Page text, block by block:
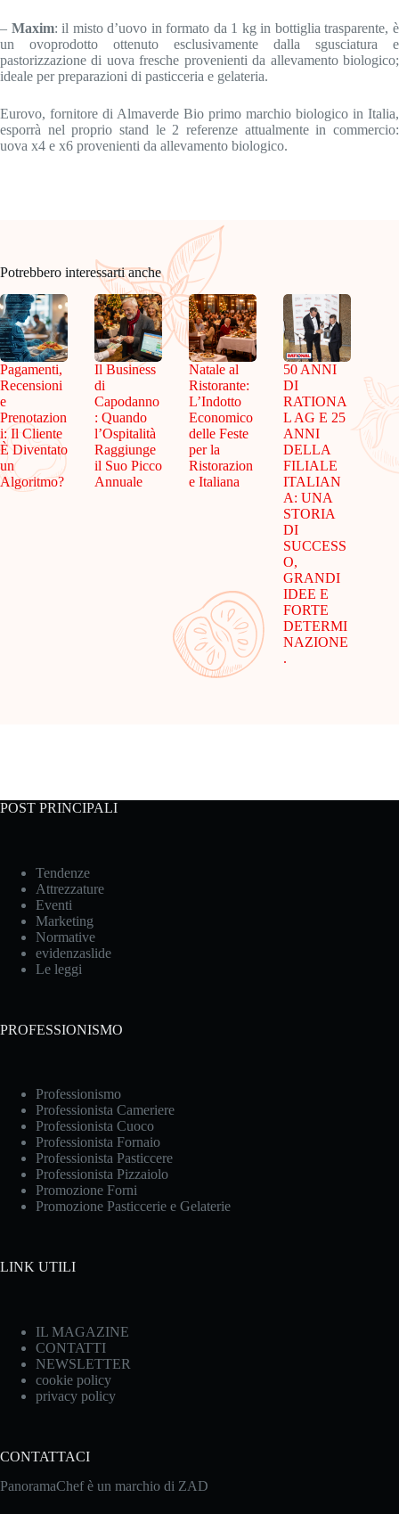
– Maxim: il misto d’uovo in formato da 1 kg in bottiglia trasparente, è
un ovoprodotto ottenuto esclusivamente dalla sgusciatura e
pastorizzazione di uova fresche provenienti da allevamento biologico;
ideale per preparazioni di pasticceria e gelateria.
Eurovo, fornitore di Almaverde Bio primo marchio biologico in Italia,
esporrà nel proprio stand le 2 referenze attualmente in commercio:
uova x4 e x6 provenienti da allevamento biologico.
Potrebbero interessarti anche
Pagamenti,
Recensioni
e
Prenotazion
i: Il Cliente
È Diventato
un
Algoritmo?
Il Business
di
Capodanno
: Quando
l’Ospitalità
Raggiunge
il Suo Picco
Annuale
Natale al
Ristorante:
L’Indotto
Economico
delle Feste
per la
Ristorazion
e Italiana
50 ANNI
DI
RATIONA
L AG E 25
ANNI
DELLA
FILIALE
ITALIAN
A: UNA
STORIA
DI
SUCCESS
O,
GRANDI
IDEE E
FORTE
DETERMI
NAZIONE
.
POST PRINCIPALI
Tendenze
Attrezzature
Eventi
Marketing
Normative
evidenzaslide
Le leggi
PROFESSIONISMO
Professionismo
Professionista Cameriere
Professionista Cuoco
Professionista Fornaio
Professionista Pasticcere
Professionista Pizzaiolo
Promozione Forni
Promozione Pasticcerie e Gelaterie
LINK UTILI
IL MAGAZINE
CONTATTI
NEWSLETTER
cookie policy
privacy policy
CONTATTACI
PanoramaChef è un marchio di ZAD